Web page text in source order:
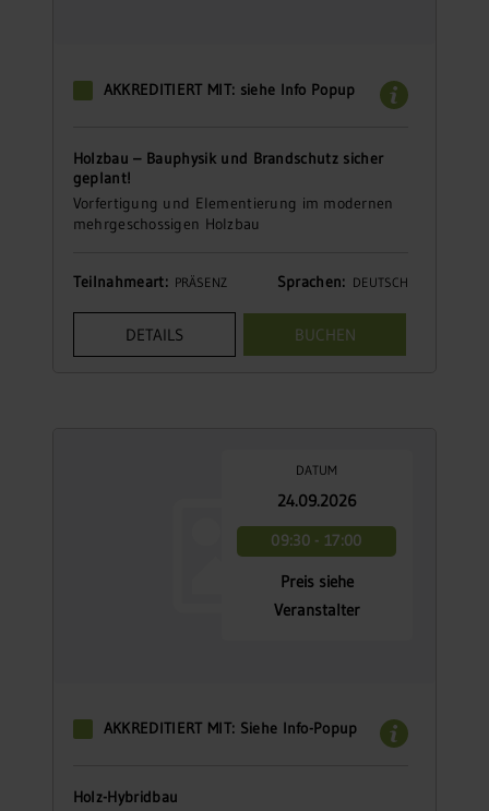
AKKREDITIERT MIT: siehe Info Popup
Holzbau – Bauphysik und Brandschutz sicher
geplant!
Vorfertigung und Elementierung im modernen
mehrgeschossigen Holzbau
Teilnahmeart: PRÄSENZ Sprachen: DEUTSCH
DETAILS BUCHEN
DATUM
24.09.2026
09:30 - 17:00
Preis siehe
Veranstalter
AKKREDITIERT MIT: Siehe Info-Popup
Holz-Hybridbau